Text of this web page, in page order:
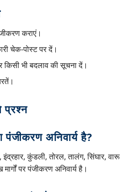
कराएं।
चेक-पोस्ट पर दें।
किसी भी बदलाव की सूचना दें।
प्रश्न
पंजीकरण अनिवार्य है?
इंद्रहार, कुंडली, तोरल, तालंग, सिंघार, वारू
पर पंजीकरण अनिवार्य है।